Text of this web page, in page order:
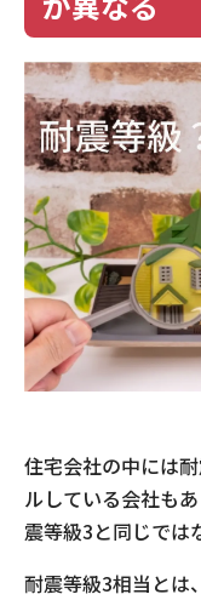
住宅会社の中には
ルしている会社も
震等級3と同じでは
耐震等級3相当とは